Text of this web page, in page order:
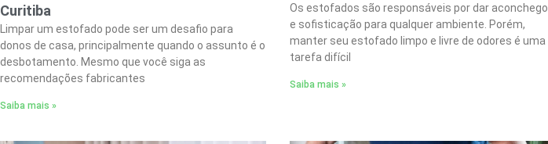
Curitiba
Limpar um estofado pode ser um desafio para
donos de casa, principalmente quando o assunto é o
desbotamento. Mesmo que você siga as
recomendações fabricantes
Saiba mais »
Os estofados são responsáveis por dar aconchego
e sofisticação para qualquer ambiente. Porém,
manter seu estofado limpo e livre de odores é uma
tarefa difícil
Saiba mais »